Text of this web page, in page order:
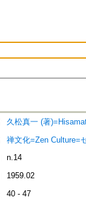
久松真一 (著
禅文化=Zen Culture=
n.14
1959.02
40 - 47